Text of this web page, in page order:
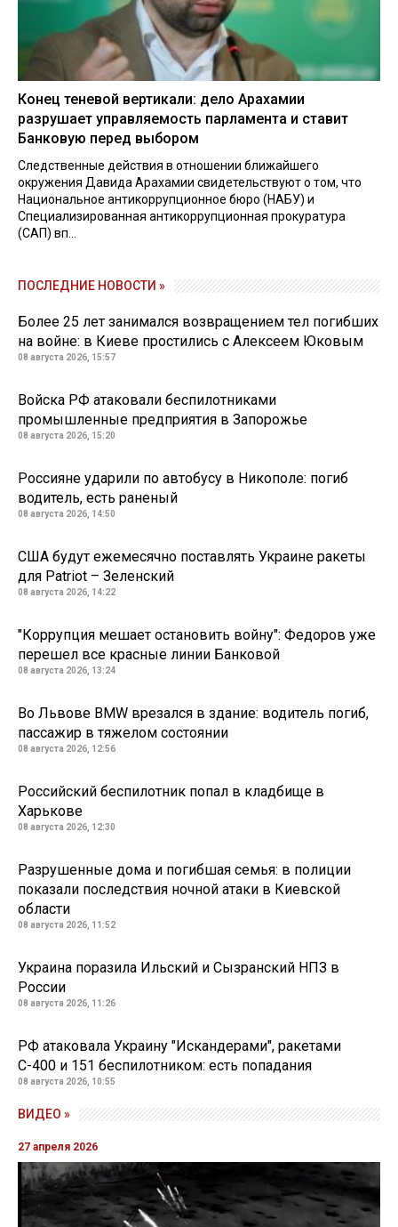
Конец теневой вертикали: дело Арахамии
разрушает управляемость парламента и ставит
Банковую перед выбором
Следственные действия в отношении ближайшего
окружения Давида Арахамии свидетельствуют о том, что
Национальное антикоррупционное бюро (НАБУ) и
Специализированная антикоррупционная прокуратура
(САП) вп...
ПОСЛЕДНИЕ НОВОСТИ »
Более 25 лет занимался возвращением тел погибших
на войне: в Киеве простились с Алексеем Юковым
08 августа 2026, 15:57
Войска РФ атаковали беспилотниками
промышленные предприятия в Запорожье
08 августа 2026, 15:20
Россияне ударили по автобусу в Никополе: погиб
водитель, есть раненый
08 августа 2026, 14:50
США будут ежемесячно поставлять Украине ракеты
для Patriot – Зеленский
08 августа 2026, 14:22
"Коррупция мешает остановить войну": Федоров уже
перешел все красные линии Банковой
08 августа 2026, 13:24
Во Львове BMW врезался в здание: водитель погиб,
пассажир в тяжелом состоянии
08 августа 2026, 12:56
Российский беспилотник попал в кладбище в
Харькове
08 августа 2026, 12:30
Разрушенные дома и погибшая семья: в полиции
показали последствия ночной атаки в Киевской
области
08 августа 2026, 11:52
Украина поразила Ильский и Сызранский НПЗ в
России
08 августа 2026, 11:26
РФ атаковала Украину "Искандерами", ракетами
С-400 и 151 беспилотником: есть попадания
08 августа 2026, 10:55
ВИДЕО »
27 апреля 2026